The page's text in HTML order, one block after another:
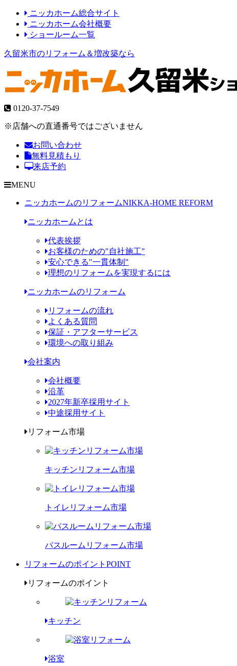
ニッカホーム総合サイト
ニッカホーム会社概要
ショールーム一覧
久留米市のリフォーム＆増改築なら
0120-37-7549
※店舗への直通番号ではございません
お問い合わせ
無料見積もり
来店予約
MENU
ニッカホームのリフォームNIKKA-HOME REFORM
ニッカホームとは
代表挨拶
お客様のための"自社施工"
安心できる"一貫体制"
理想のリフォームを実現するには
ニッカホームのリフォーム
リフォームの流れ
よくある質問
保証・アフターサービス
環境への取り組み
会社案内
会社概要
沿革
2027年新卒採用サイト
中途採用サイト
リフォーム市場
キッチンリフォーム市場
トイレリフォーム市場
バスルームリフォーム市場
リフォームのポイント POINT
リフォームのポイント
キッチン
浴室